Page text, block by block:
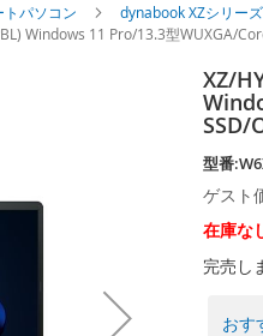
トパソコン dynabook XZシリー
Windows 11 Pro/13.3型WUXGA/
XZ/
SSD/
型番
ゲスト
在庫な
完売し
おす